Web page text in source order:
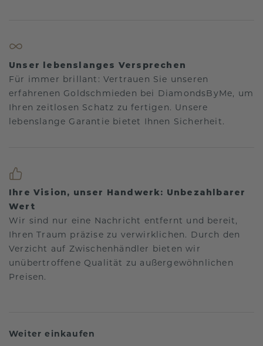
Unser lebenslanges Versprechen
Für immer brillant: Vertrauen Sie unseren
erfahrenen Goldschmieden bei DiamondsByMe, um
Ihren zeitlosen Schatz zu fertigen. Unsere
lebenslange Garantie bietet Ihnen Sicherheit.
Ihre Vision, unser Handwerk: Unbezahlbarer
Wert
Wir sind nur eine Nachricht entfernt und bereit,
Ihren Traum präzise zu verwirklichen. Durch den
Verzicht auf Zwischenhändler bieten wir
unübertroffene Qualität zu außergewöhnlichen
Preisen.
Weiter einkaufen